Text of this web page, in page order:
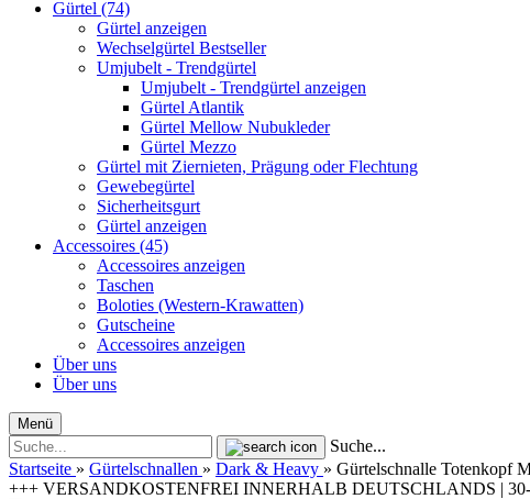
Gürtel (74)
Gürtel anzeigen
Wechselgürtel Bestseller
Umjubelt - Trendgürtel
Umjubelt - Trendgürtel anzeigen
Gürtel Atlantik
Gürtel Mellow Nubukleder
Gürtel Mezzo
Gürtel mit Ziernieten, Prägung oder Flechtung
Gewebegürtel
Sicherheitsgurt
Gürtel anzeigen
Accessoires (45)
Accessoires anzeigen
Taschen
Boloties (Western-Krawatten)
Gutscheine
Accessoires anzeigen
Über uns
Über uns
Menü
Suche...
Startseite » Gürtelschnallen » Dark & Heavy » Gürtelschnalle Totenkopf
+++ VERSANDKOSTENFREI INNERHALB DEUTSCHLANDS |